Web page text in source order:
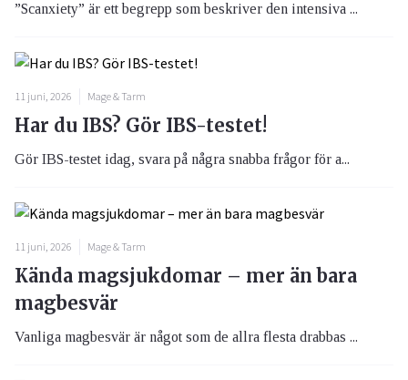
”Scanxiety” är ett begrepp som beskriver den intensiva ...
11 juni, 2026 Mage & Tarm
Har du IBS? Gör IBS-testet!
Gör IBS-testet idag, svara på några snabba frågor för a...
11 juni, 2026 Mage & Tarm
Kända magsjukdomar – mer än bara
magbesvär
Vanliga magbesvär är något som de allra flesta drabbas ...